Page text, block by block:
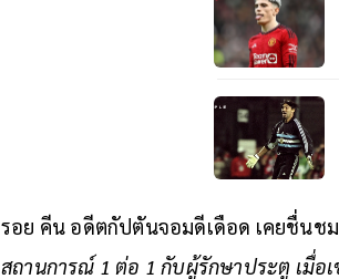
รอย คีน อดีตกัปตันจอมดีเดือด เคยชื่นช